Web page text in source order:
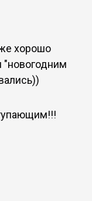
хорошо
"новогодним